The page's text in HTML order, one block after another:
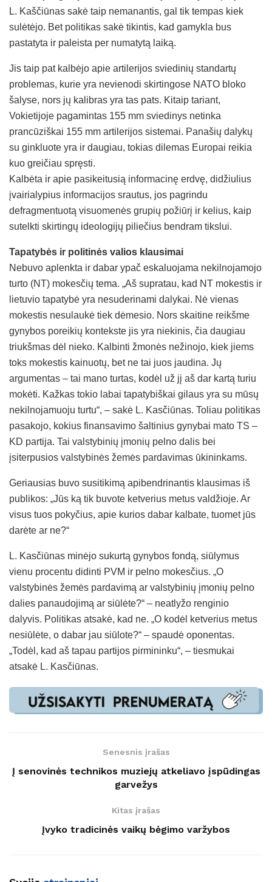
L. Kaščiūnas sakė taip nemanantis, gal tik tempas kiek
sulėtėjo. Bet politikas sakė tikintis, kad gamykla bus
pastatyta ir paleista per numatytą laiką.
Jis taip pat kalbėjo apie artilerijos sviedinių standartų
problemas, kurie yra nevienodi skirtingose NATO bloko
šalyse, nors jų kalibras yra tas pats. Kitaip tariant,
Vokietijoje pagamintas 155 mm sviedinys netinka
prancūziškai 155 mm artilerijos sistemai. Panašių dalykų
su ginkluote yra ir daugiau, tokias dilemas Europai reikia
kuo greičiau spręsti.
Kalbėta ir apie pasikeitusią informacinę erdvę, didžiulius
įvairialypius informacijos srautus, jos pagrindu
defragmentuotą visuomenės grupių požiūrį ir kelius, kaip
sutelkti skirtingų ideologijų piliečius bendram tikslui.
Tapatybės ir politinės valios klausimai
Nebuvo aplenkta ir dabar ypač eskaluojama nekilnojamojo
turto (NT) mokesčių tema. „Aš supratau, kad NT mokestis ir
lietuvio tapatybė yra nesuderinami dalykai. Nė vienas
mokestis nesulaukė tiek dėmesio. Nors skaitine reikšme
gynybos poreikių kontekste jis yra niekinis, čia daugiau
triukšmas dėl nieko. Kalbinti žmonės nežinojo, kiek jiems
toks mokestis kainuotų, bet ne tai juos jaudina. Jų
argumentas – tai mano turtas, kodėl už jį aš dar kartą turiu
mokėti. Kažkas tokio labai tapatybiškai gilaus yra su mūsų
nekilnojamuoju turtu“, – sakė L. Kasčiūnas. Toliau politikas
pasakojo, kokius finansavimo šaltinius gynybai mato TS –
KD partija. Tai valstybinių įmonių pelno dalis bei
įsiterpusios valstybinės žemės pardavimas ūkininkams.
Geriausias buvo susitikimą apibendrinantis klausimas iš
publikos: „Jūs ką tik buvote ketverius metus valdžioje. Ar
visus tuos pokyčius, apie kurios dabar kalbate, tuomet jūs
darėte ar ne?“
L. Kasčiūnas minėjo sukurtą gynybos fondą, siūlymus
vienu procentu didinti PVM ir pelno mokesčius. „O
valstybinės žemės pardavimą ar valstybinių įmonių pelno
dalies panaudojimą ar siūlėte?“ – neatlyžo renginio
dalyvis. Politikas atsakė, kad ne. „O kodėl ketverius metus
nesiūlėte, o dabar jau siūlote?“ – spaudė oponentas.
„Todėl, kad aš tapau partijos pirmininku“, – tiesmukai
atsakė L. Kasčiūnas.
Senesnis įrašas
Į senovinės technikos muziejų atkeliavo įspūdingas
garvežys
Kitas įrašas
Įvyko tradicinės vaikų bėgimo varžybos